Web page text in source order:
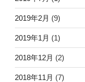
2019年2月 (9)
2019年1月 (1)
2018年12月 (2)
2018年11月 (7)